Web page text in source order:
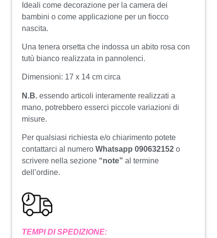
Ideali come decorazione per la camera dei
bambini o come applicazione per un fiocco
nascita.
Una tenera orsetta che indossa un abito rosa con
tutù bianco realizzata in pannolenci.
Dimensioni: 17 x 14 cm circa
N.B. essendo articoli interamente realizzati a
mano, potrebbero esserci piccole variazioni di
misure.
Per qualsiasi richiesta e/o chiarimento potete
contattarci al numero Whatsapp 090632152 o
scrivere nella sezione “note” al termine
dell’ordine.
TEMPI DI SPEDIZIONE: